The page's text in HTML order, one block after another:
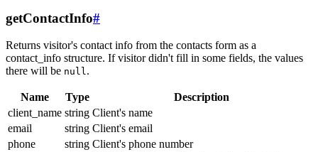
getContactInfo#
Returns visitor's contact info from the contacts form as a
contact_info structure. If visitor didn't fill in some fields, the values
there will be null.
Name Type
Description
client_name string Client's name
email
string Client's email
phone
string Client's phone number